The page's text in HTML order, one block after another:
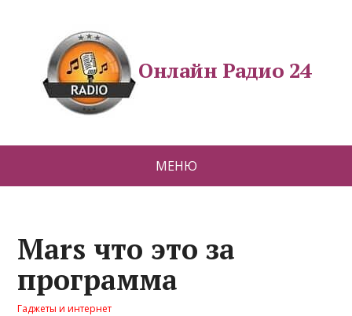
Онлайн Радио 24
МЕНЮ
Mars что это за
программа
Гаджеты и интернет